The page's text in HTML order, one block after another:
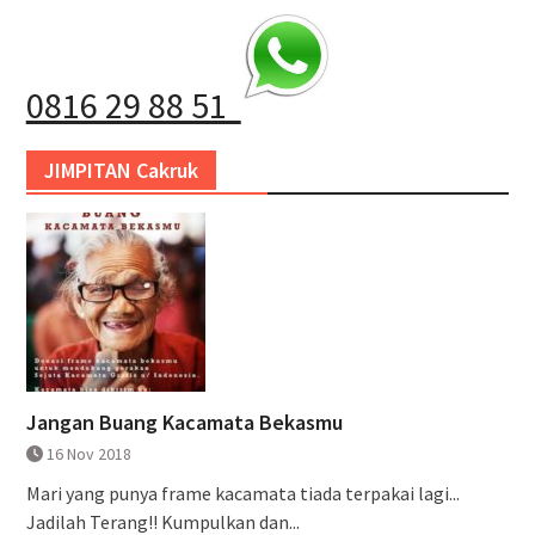
0816 29 88 51
JIMPITAN Cakruk
Jangan Buang Kacamata Bekasmu
16 Nov 2018
Mari yang punya frame kacamata tiada terpakai lagi...
Jadilah Terang!! Kumpulkan dan...